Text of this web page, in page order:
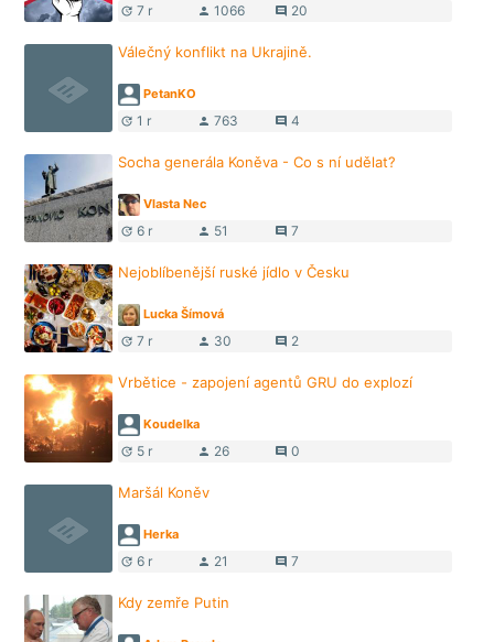
update 7 r person 1066 comment 20
Válečný konflikt na Ukrajině.
PetanKO
update 1 r person 763 comment 4
Socha generála Koněva - Co s ní udělat?
Vlasta Nec
update 6 r person 51 comment 7
Nejoblíbenější ruské jídlo v Česku
Lucka Šímová
update 7 r person 30 comment 2
Vrbětice - zapojení agentů GRU do explozí
Koudelka
update 5 r person 26 comment 0
Maršál Koněv
Herka
update 6 r person 21 comment 7
Kdy zemře Putin